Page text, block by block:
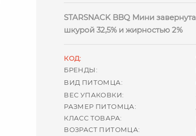
STARSNACK BBQ Мини
шкурой 32,5% и жирностью 2%
КОД:
БРЕНДЫ:
ВИД ПИТОМЦА:
ВЕС УПАКОВКИ:
РАЗМЕР ПИТОМЦА:
КЛАСС ТОВАРА:
ВОЗРАСТ ПИТОМЦА: